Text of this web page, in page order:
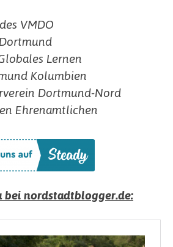
VMDO
Lernen
Kolumbien
Dortmund-Nord
Ehrenamtlichen
bei nordstadtblogger.de: